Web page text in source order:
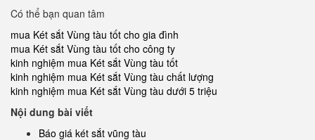
Có thể bạn quan tâm
mua Két sắt Vùng tàu tốt cho gia đình
mua Két sắt Vùng tàu tốt cho công ty
kinh nghiệm mua Két sắt Vùng tàu tốt
kinh nghiệm mua Két sắt Vùng tàu chất lượng
kinh nghiệm mua Két sắt Vùng tàu dưới 5 triệu
Nội dung bài viết
Báo giá két sắt vũng tàu